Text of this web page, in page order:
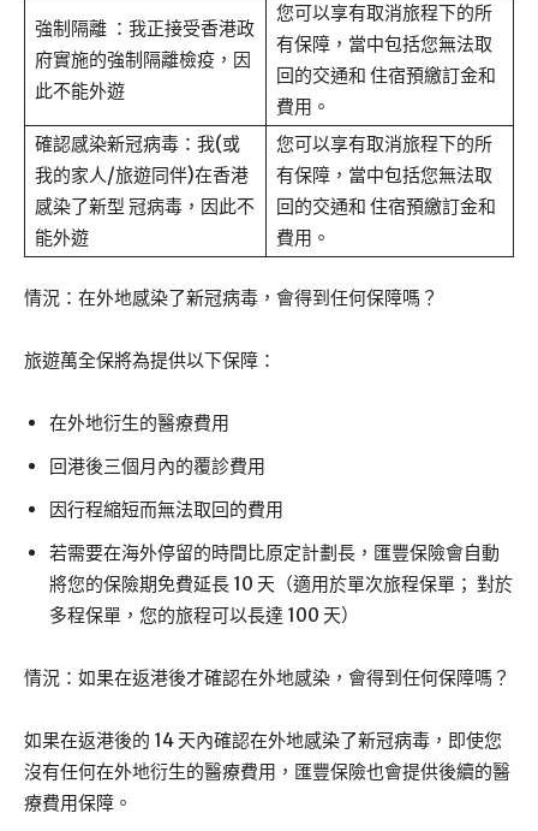
強制隔離 ：我正接受香港政
府實施的強制隔離檢疫，因
此不能外遊
您可以享有取消旅程下的所
有保障，當中包括您無法取
回的交通和 住宿預繳訂金和
費用。
確認感染新冠病毒：我(或
我的家人/旅遊同伴)在香港
感染了新型 冠病毒，因此不
能外遊
您可以享有取消旅程下的所
有保障，當中包括您無法取
回的交通和 住宿預繳訂金和
費用。
情況：在外地感染了新冠病毒，會得到任何保障嗎？
旅遊萬全保將為提供以下保障：
在外地衍生的醫療費用
回港後三個月內的覆診費用
因行程縮短而無法取回的費用
若需要在海外停留的時間比原定計劃⾧，匯豐保險會自動
將您的保險期免費延⾧ 10 天（適用於單次旅程保單； 對於
多程保單，您的旅程可以⾧達 100 天）
情況：如果在返港後才確認在外地感染，會得到任何保障嗎？
如果在返港後的 14 天內確認在外地感染了新冠病毒，即使您
沒有任何在外地衍生的醫療費用，匯豐保險也會提供後續的醫
療費用保障。